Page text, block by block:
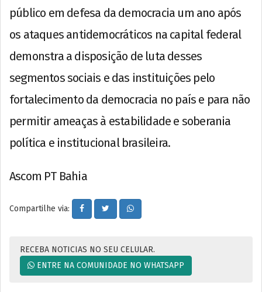
público em defesa da democracia um ano após
os ataques antidemocráticos na capital federal
demonstra a disposição de luta desses
segmentos sociais e das instituições pelo
fortalecimento da democracia no país e para não
permitir ameaças à estabilidade e soberania
política e institucional brasileira.
Ascom PT Bahia
Compartilhe via:
RECEBA NOTICIAS NO SEU CELULAR.
ENTRE NA COMUNIDADE NO WHATSAPP